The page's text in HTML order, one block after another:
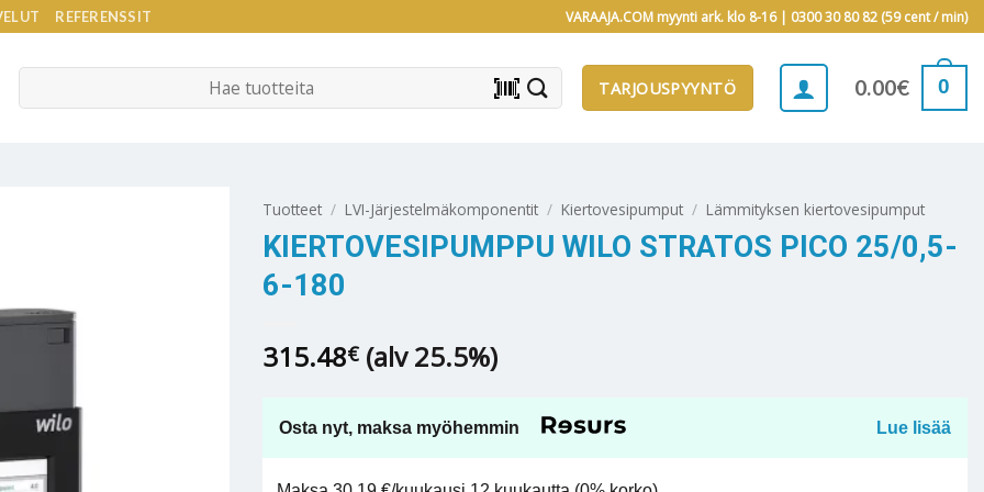
REFERENSSIT VARAAJA.COM myynti ark. klo 8-16 | 0300 30 80 82 (59 cent / min)
barcode_scanner TARJOUSPYYNTÖ 0.00€ 0
Tuotteet / LVI-Järjestelmäkomponentit / Kiertovesipumput / Lämmityksen kiertovesipumput
KIERTOVESIPUMPPU WILO STRATOS PICO 25/0,5-
6-180
315.48€ (alv 25.5%)
Osta nyt, maksa myöhemmin Lue lisää